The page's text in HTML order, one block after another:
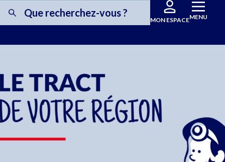
MON ESPACEMENU